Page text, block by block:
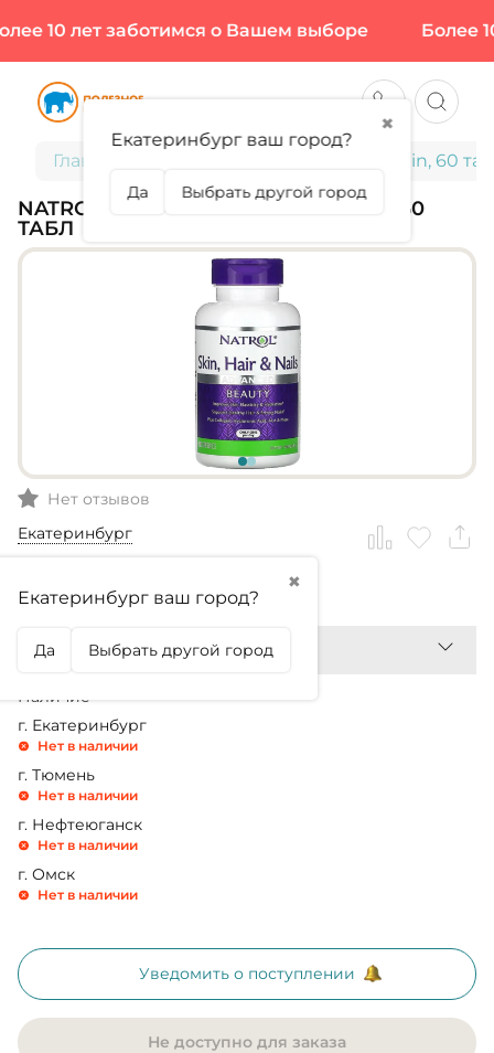
10 лет заботимся о Вашем выборе Более
Главная NATROL, Skin Hair Nails & Lutein, 60
NATROL, SKIN HAIR NAILS & LUTEIN, 60
ТАБЛ
Нет отзывов
Екатеринбург
✖
Екатеринбург ваш город?
Да Выбрать другой город
2 170,99₽
Наличие
г. Екатеринбург
Нет в наличии
г. Тюмень
Нет в наличии
г. Нефтеюганск
Нет в наличии
г. Омск
Нет в наличии
Уведомить о поступлении
Не доступно для заказа
✖
Екатеринбург ваш город?
Да Выбрать другой город